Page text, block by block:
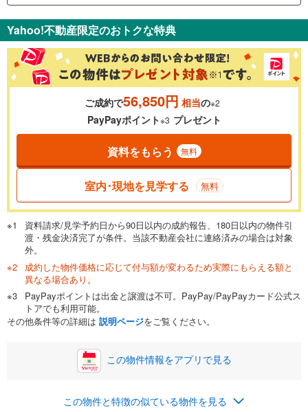
金利 ％
0.01%
一般的には最長35年まで借り入れ可能です。多くの金融機関
が完済時の年齢は80歳までを条件としています。
閉じる
頭金 万円
0万円 3,790万円
自己資金から住宅購入にかけられる金額を入力してくださ
い。一般的には物件価格の2割までが目安です。
閉じる
ボーナス
万円
0円
ナス時の増額分（1回分）を入力してください。
Yahoo!不動産限定のおトクな特典
ご成約で56,850円 相当の※2
PayPayポイント※3 プレゼント
資料をもらう 無料
室内･現地を見学する 無料
資料請求/見学予約日から90日以内の成約報告、180日以内の物件引
渡・残金決済完了が条件。当該不動産会社に連絡済みの場合は対象
外。
成約した物件価格に応じて付与額が変わるため実際にもらえる額と
異なる場合あり。
PayPayポイントは出金と譲渡は不可。PayPay/PayPayカード公式ス
トアでも利用可能。
その他条件等の詳細は 説明ページをご覧ください。
この物件情報をアプリで見る
この物件と特徴の似ている物件を見る